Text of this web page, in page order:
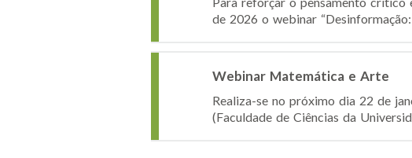
de 2026 o webinar
Webinar Matemática e Arte
Realiza-se no próximo dia 22 de
(Faculdade de Ciências da